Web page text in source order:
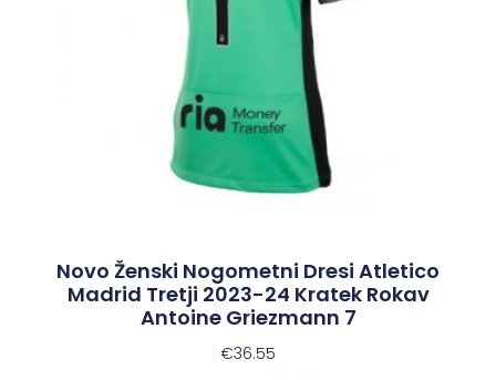
Novo Ženski Nogometni Dresi Atletico
Madrid Tretji 2023-24 Kratek Rokav
Antoine Griezmann 7
€36.55